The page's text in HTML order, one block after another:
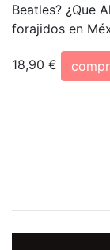
Beatles? ¿Que
forajidos en
18,90 €